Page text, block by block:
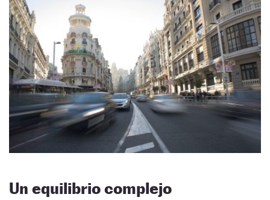
Un equilibrio complejo